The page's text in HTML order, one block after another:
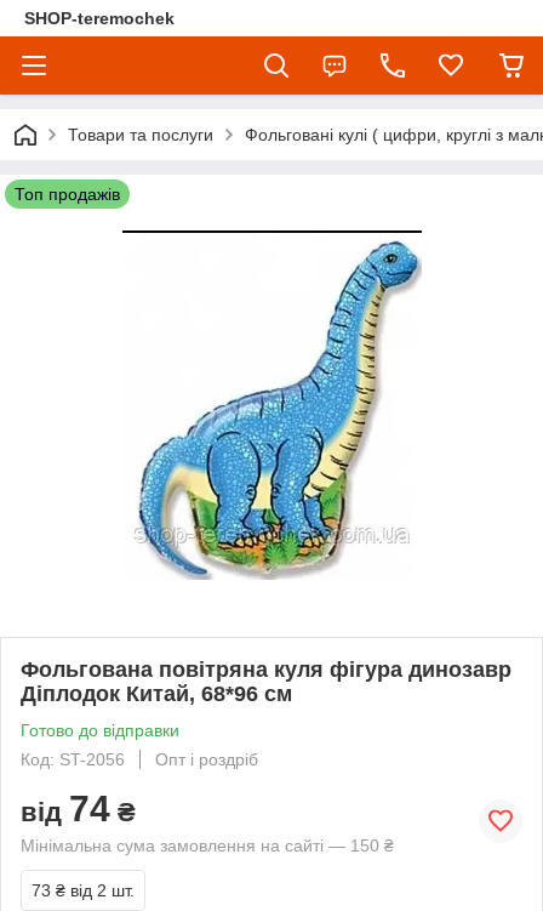
SHOP-teremochek
Товари та послуги Фольговані кулі ( цифри, круглі з
Топ продажів
Фольгована повітряна куля фігура динозавр
Діплодок Китай, 68*96 см
Готово до відправки
Код: ST-2056
Опт і роздріб
від 74 ₴
Мінімальна сума замовлення на сайті — 150 ₴
73 ₴ від 2 шт.